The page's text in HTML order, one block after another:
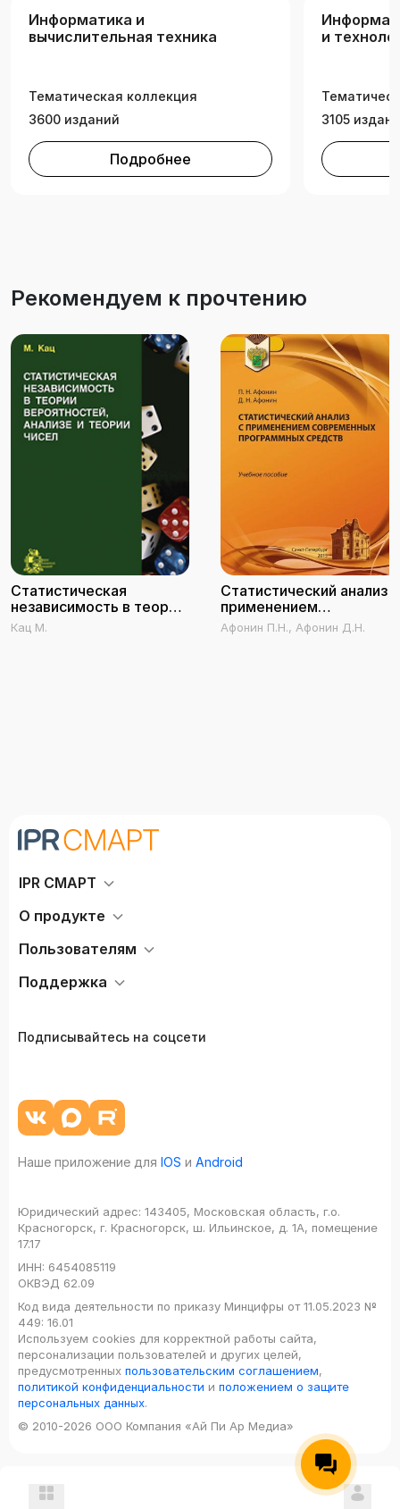
Информатика и
вычислительная техника
Тематическая коллекция
3600 изданий
Подробнее
и
3105
Рекомендуем к прочтению
Статистическая
независимость в теории
вероятностей, анализе и
теории чисел
Кац М.
Статистический анализ с
применением
современных
программных средств
Афонин П.Н., Афонин Д.Н.
IPR СМАРТ
О продукте
Пользователям
Поддержка
Подписывайтесь на соцсети
Наше приложение для IOS и Android
Юридический адрес: 143405, Московская область, г.о.
Красногорск, г. Красногорск, ш. Ильинское, д. 1А, помещение
17.17
ИНН: 6454085119
ОКВЭД 62.09
Код вида деятельности по приказу Минцифры от 11.05.2023 №
449: 16.01
Используем cookies для корректной работы сайта,
персонализации пользователей и других целей,
предусмотренных пользовательским соглашением,
политикой конфиденциальности и положением о защите
персональных данных.
© 2010-2026 ООО Компания «Ай Пи Ар Медиа»